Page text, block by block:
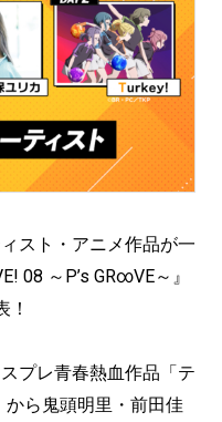
スト・アニメ作品が一
08 ～P’s GR∞VE～』
！
プレ青春熱血作品「テ
から鬼頭明里・前田佳